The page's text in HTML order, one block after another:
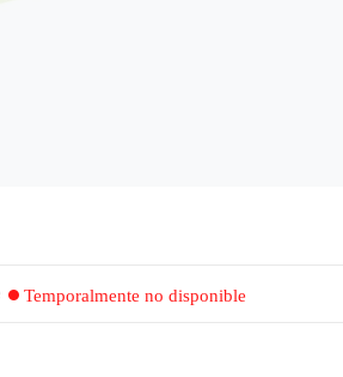
Temporalmente no disponible